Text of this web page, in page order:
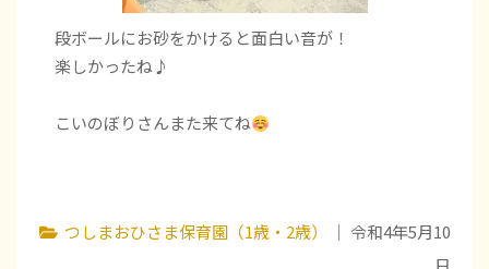
段ボールにお砂をかけると面白い音が！
楽しかったね♪
こいのぼりさんまた来てね
つしまおひさま保育園（1歳・2歳）
｜ 令和4年5月10